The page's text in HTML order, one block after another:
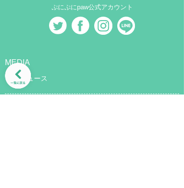
ぷにぷにpaw公式アカウント
MEDIA
犬ニュース